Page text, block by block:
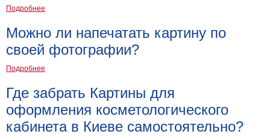
Футбол
Города
Нью
Йорк
Посмотреть
все
темы
Подробнее
Можно ли напечатать картину по
своей фотографии?
Подробнее
Где забрать Картины для
оформления косметологического
кабинета в Киеве самостоятельно?